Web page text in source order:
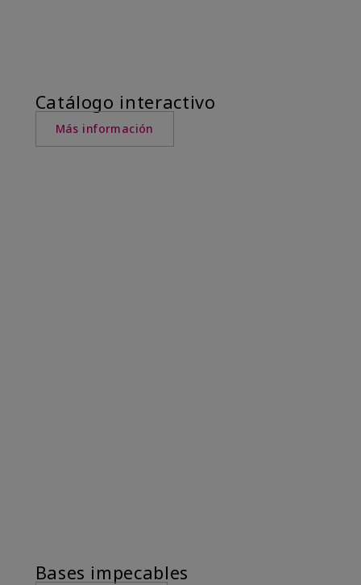
Catálogo interactivo
Más información
Bases impecables